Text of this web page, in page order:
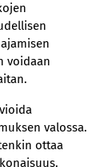
voidaan
valossa.
ottaa